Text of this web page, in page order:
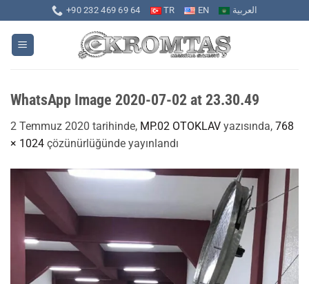
atla
+90 232 469 69 64 TR EN العربية
WhatsApp Image 2020-07-02 at 23.30.49
2 Temmuz 2020 tarihinde, MP.02 OTOKLAV yazısında, 768
× 1024 çözünürlüğünde yayınlandı